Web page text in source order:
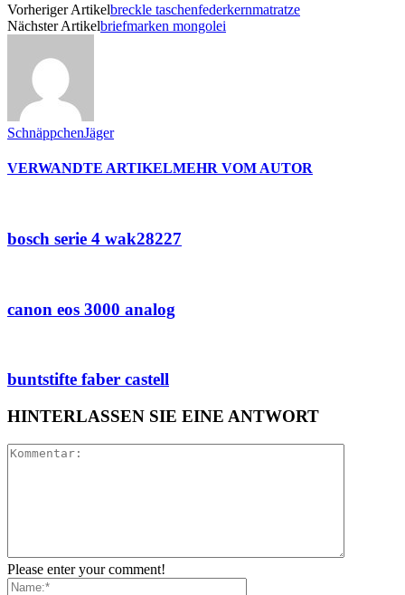
Vorheriger Artikelbreckle taschenfederkernmatratze
Nächster Artikelbriefmarken mongolei
SchnäppchenJäger
VERWANDTE ARTIKELMEHR VOM AUTOR
bosch serie 4 wak28227
canon eos 3000 analog
buntstifte faber castell
HINTERLASSEN SIE EINE ANTWORT
Please enter your comment!